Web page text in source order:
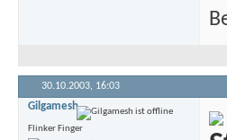
30.10.2003, 16:03
Gilgamesh
Flinker Finger